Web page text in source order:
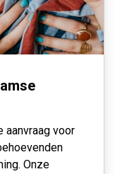
aanvraag voor
Onze